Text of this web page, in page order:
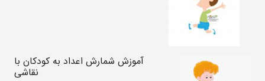
آموزش شمارش اعداد به کودکان با
نقاشی